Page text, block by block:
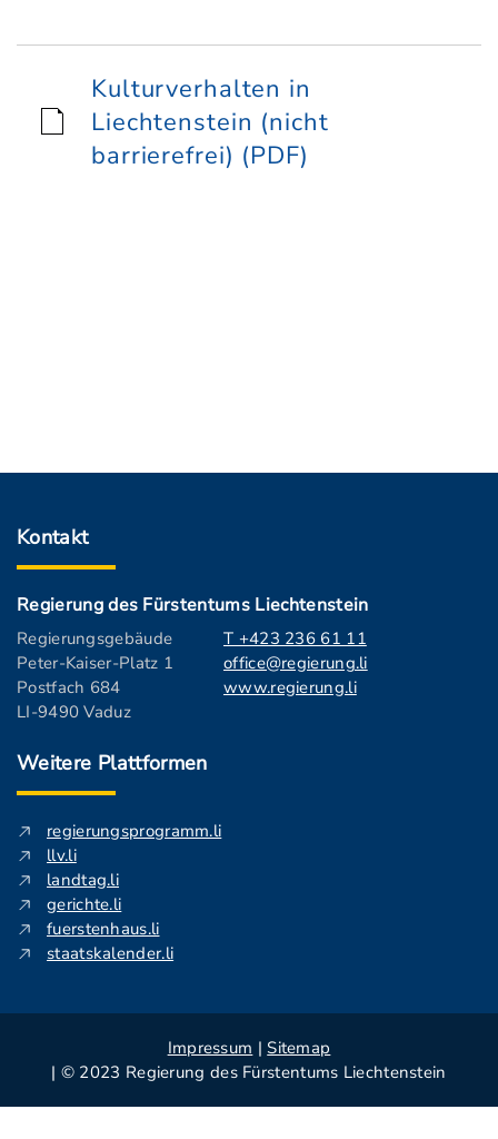
Kulturverhalten in
Liechtenstein (nicht
barrierefrei) (PDF)
Kontakt
Regierung des Fürstentums Liechtenstein
Regierungsgebäude
Peter-Kaiser-Platz 1
Postfach 684
LI-9490 Vaduz
T +423 236 61 11
office@regierung.li
www.regierung.li
Weitere Plattformen
regierungsprogramm.li
llv.li
landtag.li
gerichte.li
fuerstenhaus.li
staatskalender.li
Impressum | Sitemap
| © 2023 Regierung des Fürstentums Liechtenstein